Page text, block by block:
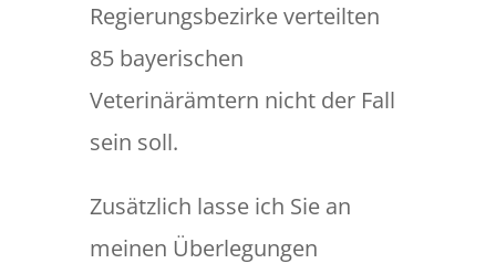
Regierungsbezirke verteilten
85 bayerischen
Veterinärämtern nicht der Fall
sein soll.
Zusätzlich lasse ich Sie an
meinen Überlegungen